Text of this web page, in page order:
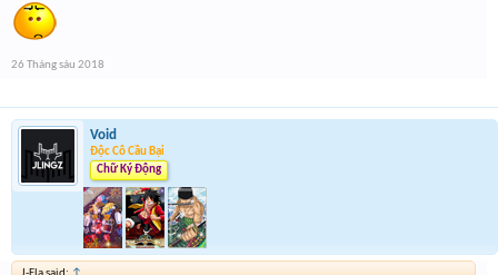
26 Tháng sáu 2018
Void
Độc Cô Cầu Bại
Chữ Ký Động